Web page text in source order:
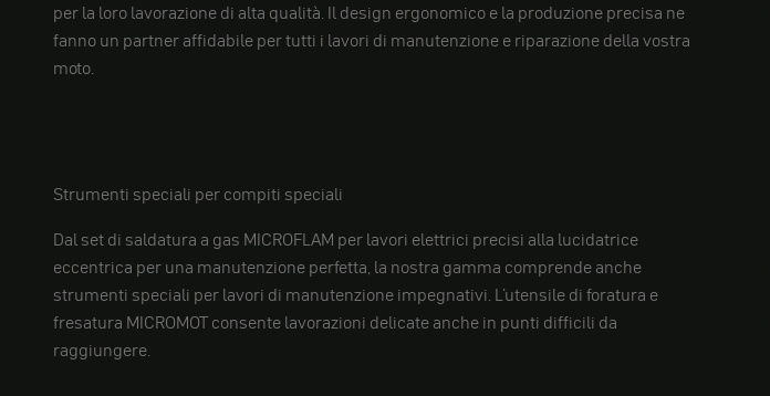
per la loro lavorazione di alta qualità. Il design ergonomico e la produzione precisa ne
fanno un partner affidabile per tutti i lavori di manutenzione e riparazione della vostra
moto.
Strumenti speciali per compiti speciali
Dal set di saldatura a gas MICROFLAM per lavori elettrici precisi alla lucidatrice
eccentrica per una manutenzione perfetta, la nostra gamma comprende anche
strumenti speciali per lavori di manutenzione impegnativi. L'utensile di foratura e
fresatura MICROMOT consente lavorazioni delicate anche in punti difficili da
raggiungere.